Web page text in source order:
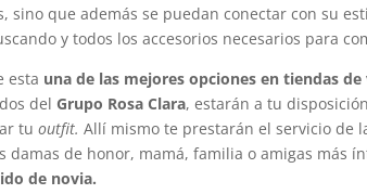
sino que además se puedan conectar con su
y todos los accesorios necesarios para
esta una de las mejores opciones en tiendas
del Grupo Rosa Clara, estarán a tu
tuoutfit. Allí mismo te prestarán el servicio de
damas de honor, mamá, familia o amigas más
de novia.